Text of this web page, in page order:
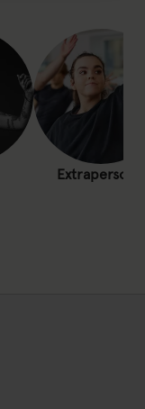
Extrapersonal